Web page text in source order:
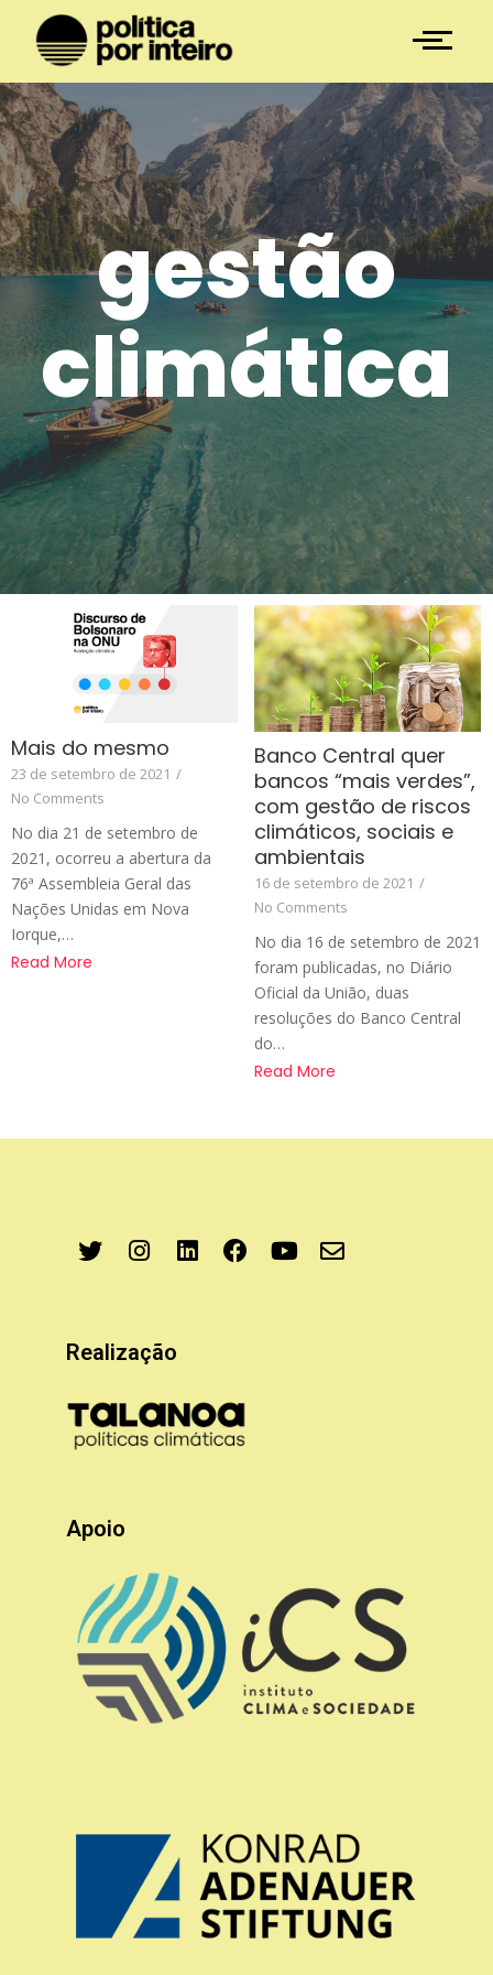
gestão
climática
Mais do mesmo
23 de setembro de 2021 /
No Comments
No dia 21 de setembro de
2021, ocorreu a abertura da
76ª Assembleia Geral das
Nações Unidas em Nova
Iorque,…
Read More
Banco Central quer
bancos “mais verdes”,
com gestão de riscos
climáticos, sociais e
ambientais
16 de setembro de 2021 /
No Comments
No dia 16 de setembro de 2021
foram publicadas, no Diário
Oficial da União, duas
resoluções do Banco Central
do…
Read More
Realização
Apoio